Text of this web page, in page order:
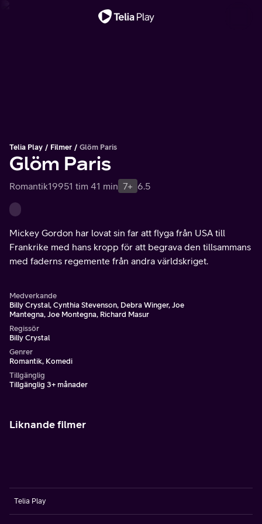
Telia Play Filmer Glöm Paris
Glöm Paris
Romantik19951 tim 41 min 7+ 6.5
Mickey Gordon har lovat sin far att flyga från USA till
Frankrike med hans kropp för att begrava den tillsammans
med faderns regemente från andra världskriget.
Medverkande
Billy Crystal, Cynthia Stevenson, Debra Winger, Joe
Mantegna, Joe Montegna, Richard Masur
Regissör
Billy Crystal
Genrer
Romantik, Komedi
Tillgänglig
Tillgänglig 3+ månader
Liknande filmer
Telia Play